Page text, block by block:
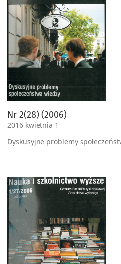
Nr 2(28) (2006)
2016 kwietnia 1
Dyskusyjne problemy